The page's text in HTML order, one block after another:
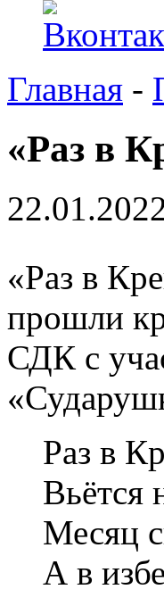
Главная -
«Раз в
«Раз в
прошли
СДК с
Раз в
Вьётся
Месяц
А в